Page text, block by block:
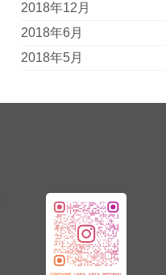
2018年12月
2018年6月
2018年5月